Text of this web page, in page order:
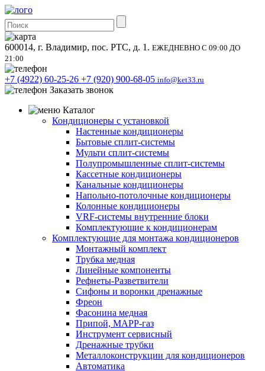
600014, г. Владимир, пос. РТС, д. 1. ЕЖЕДНЕВНО С 09:00 ДО
21:00
+7 (4922) 60-25-26 +7 (920) 900-68-05 info@ket33.ru
Заказать звонок
Каталог
Кондиционеры с установкой
Настенные кондиционеры
Бытовые сплит-системы
Мульти сплит-системы
Полупромышленные сплит-системы
Кассетные кондиционеры
Канальные кондиционеры
Напольно-потолочные кондиционеры
Колонные кондиционеры
VRF-системы внутренние блоки
Комплектующие к кондиционерам
Комплектующие для монтажа кондиционеров
Монтажный комплект
Трубка медная
Линейные компоненты
Рефнеты-Разветвители
Сифоны и воронки дренажные
Фреон
Фасонина медная
Припой, МАРР-газ
Инструмент сервисный
Дренажные трубки
Металлоконструкции для кондиционеров
Автоматика